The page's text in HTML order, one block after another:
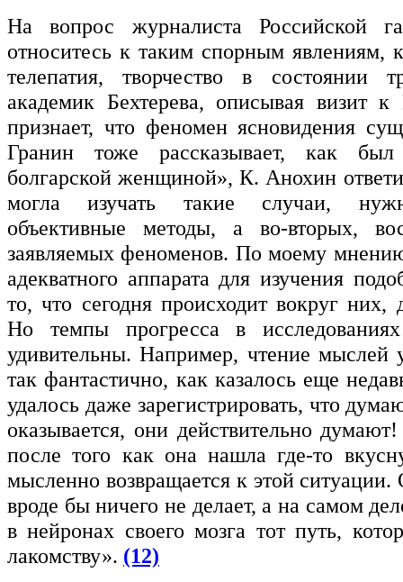
На вопрос журналиста Российской
относитесь к таким спорным явлениям,
телепатия, творчество в состоянии
академик Бехтерева, описывая визит
признает, что феномен ясновидения
Гранин тоже рассказывает, как
болгарской женщиной», К. Анохин
могла изучать такие случаи,
объективные методы, а во-вторых,
заявляемых феноменов. По моему
адекватного аппарата для изучения
то, что сегодня происходит вокруг них,
Но темпы прогресса в
удивительны. Например, чтение мыслей
так фантастично, как казалось еще
удалось даже зарегистрировать, что
оказывается, они действительно
после того как она нашла где-то
мысленно возвращается к этой
вроде бы ничего не делает, а на самом
в нейронах своего мозга тот путь,
лакомству». (12)